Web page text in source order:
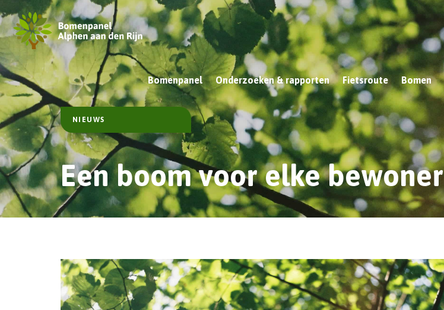
Bomenpanel Onderzoeken & rapporten Fietsroute Bomen
NIEUWS
Een boom voor elke bewoner